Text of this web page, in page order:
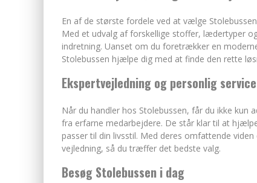
En af de største fordele ved at vælge
Med et udvalg af forskellige stoffer, lædertyper
indretning. Uanset om du foretrækker en
Stolebussen hjælpe dig med at finde den rette
Ekspertvejledning og personlig service
Når du handler hos Stolebussen, får du ikke
fra erfarne medarbejdere. De står klar til at
passer til din livsstil. Med deres omfattende
vejledning, så du træffer det bedste valg.
Besøg Stolebussen i dag